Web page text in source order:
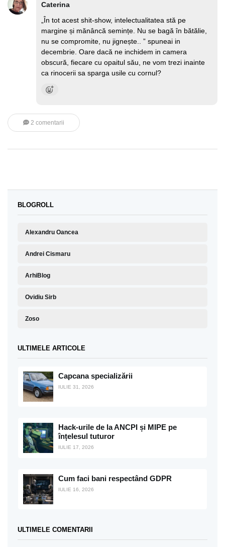
Caterina
„În tot acest shit-show, intelectualitatea stă pe
margine și mănâncă semințe. Nu se bagă în bătălie,
nu se compromite, nu jignește.. ” spuneai in
decembrie. Oare dacă ne inchidem in camera
obscură, fiecare cu opaitul său, ne vom trezi inainte
ca rinocerii sa sparga usile cu cornul?
2 comentarii
BLOGROLL
Alexandru Oancea
Andrei Cismaru
ArhiBlog
Ovidiu Sirb
Zoso
ULTIMELE ARTICOLE
Capcana specializării
IULIE 31, 2026
Hack-urile de la ANCPI și MIPE pe
înțelesul tuturor
IULIE 17, 2026
Cum faci bani respectând GDPR
IULIE 16, 2026
ULTIMELE COMENTARII